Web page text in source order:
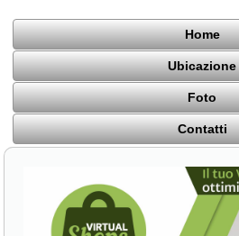
Home
Ubicazione
Foto
Contatti